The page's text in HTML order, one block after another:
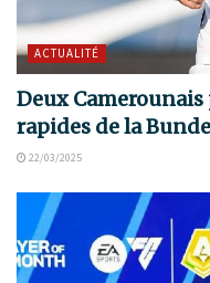
ACTUALITÉ
Deux
rapides de la
22/03/2025